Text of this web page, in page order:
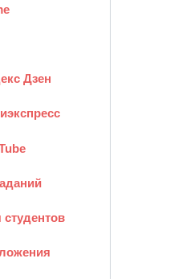
Дзен
студентов